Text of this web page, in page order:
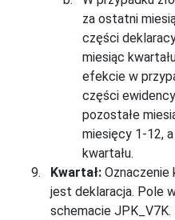
za ostatni
części
miesiąc
efekcie w
części
pozostałe
miesięcy 1-12,
kwartału.
Kwartał: Oznaczenie
jest deklaracja. Pole
schemacie